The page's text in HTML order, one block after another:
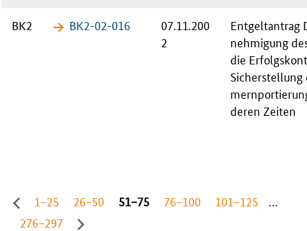
BK2 BK2-02-​016
07.11.200
2
Ent­gelt­an­trag
neh­mi­gung
die
de­ren Zei­ten
1−25 26−50 51−75 76−100 101−125
…
276−297